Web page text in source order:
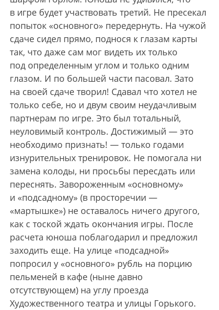
в игре будет участвовать третий. Не пресекал
попыток «основного» передернуть. На чужой
сдаче сидел прямо, поднося к глазам карты
так, что даже сам мог видеть их только
под определенным углом и только одним
глазом. И по большей части пасовал. Зато
на своей сдаче творил! Сдавал что хотел не
только себе, но и двум своим неудачливым
партнерам по игре. Это был тотальный,
неуловимый контроль. Достижимый — это
необходимо признать! — только годами
изнурительных тренировок. Не помогала ни
замена колоды, ни просьбы пересдать или
переснять. Завороженным «основному»
и «подсадному» (в просторечии —
«мартышке») не оставалось ничего другого,
как с тоской ждать окончания игры. После
расчета юноша поблагодарил и предложил
заходить еще. На улице «подсадной»
попросил у «основного» рубль на порцию
пельменей в кафе (ныне давно
отсутствующем) на углу проезда
Художественного театра и улицы Горького.